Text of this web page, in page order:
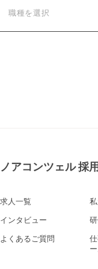
職種を選択
ノアコンツェル 採
求人一覧
インタビュー
よくあるご質問